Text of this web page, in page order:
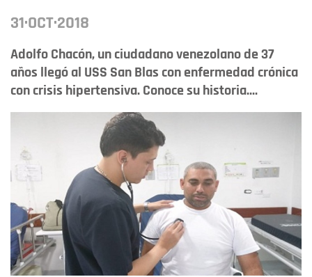
31·OCT·2018
Adolfo Chacón, un ciudadano venezolano de 37
años llegó al USS San Blas con enfermedad crónica
con crisis hipertensiva. Conoce su historia....